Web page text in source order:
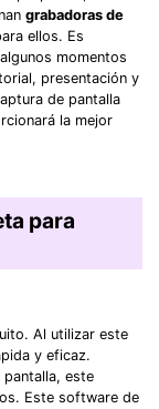
grabadoras de
ellos. Es
momentos
presentación y
de pantalla
la mejor
para
Al utilizar este
y eficaz.
este
Este software de